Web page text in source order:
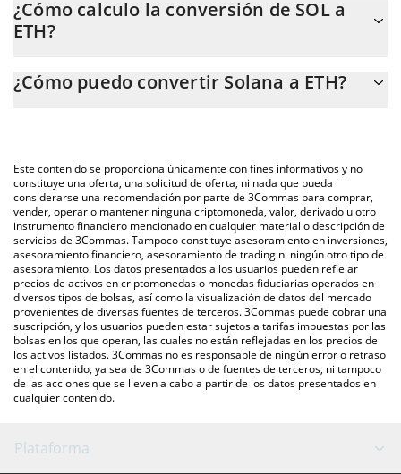
En este momento, 1 Solana equivale a 0.03891401 ETH.
¿Cómo calculo la conversión de SOL a
ETH?
fácilmente el precio de conversión de SOL a ETH. Solo necesitas
También puedes utilizar nuestra tabla de precios de Solana que
se encuentra arriba para verificar el último precio de Solana en
las principales monedas fiduciarias y criptomonedas.
¿Cómo puedo convertir Solana a ETH?
otras.
Este contenido se proporciona únicamente con fines informativos y no
constituye una oferta, una solicitud de oferta, ni nada que pueda
considerarse una recomendación por parte de 3Commas para comprar,
vender, operar o mantener ninguna criptomoneda, valor, derivado u otro
instrumento financiero mencionado en cualquier material o descripción de
servicios de 3Commas. Tampoco constituye asesoramiento en inversiones,
asesoramiento financiero, asesoramiento de trading ni ningún otro tipo de
asesoramiento. Los datos presentados a los usuarios pueden reflejar
precios de activos en criptomonedas o monedas fiduciarias operados en
diversos tipos de bolsas, así como la visualización de datos del mercado
provenientes de diversas fuentes de terceros. 3Commas puede cobrar una
suscripción, y los usuarios pueden estar sujetos a tarifas impuestas por las
bolsas en los que operan, las cuales no están reflejadas en los precios de
los activos listados. 3Commas no es responsable de ningún error o retraso
en el contenido, ya sea de 3Commas o de fuentes de terceros, ni tampoco
de las acciones que se lleven a cabo a partir de los datos presentados en
cualquier contenido.
Plataforma